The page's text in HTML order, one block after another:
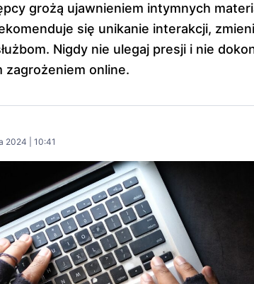
grożą ujawnieniem intymnych
się unikanie interakcji,
Nigdy nie ulegaj presji i nie
zagrożeniem online.
2024 | 10:41